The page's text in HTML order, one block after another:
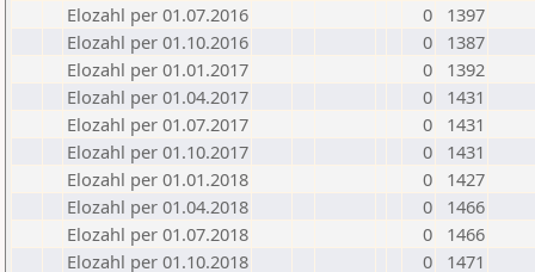
Elozahl per 01.07.2016
0
1397
Elozahl per 01.10.2016
0
1387
Elozahl per 01.01.2017
0
1392
Elozahl per 01.04.2017
0
1431
Elozahl per 01.07.2017
0
1431
Elozahl per 01.10.2017
0
1431
Elozahl per 01.01.2018
0
1427
Elozahl per 01.04.2018
0
1466
Elozahl per 01.07.2018
0
1466
Elozahl per 01.10.2018
0
1471